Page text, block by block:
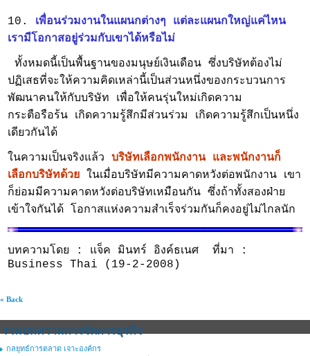
10. เพื่อนร่วมงานในแผนกต่างๆ แต่ละแผนกใหญ่แค่ไหน
เรามีโอกาสอยู่ร่วมกับเขาได้หรือไม่
ทั้งหมดนี้เป็นพื้นฐานของมนุษย์เงินเดือน ซึ่งบริษัทต้องไม่
ปฏิเสธที่จะให้ความคิดเหล่านี้เป็นส่วนหนึ่งของกระบวนการ
พัฒนาคนให้กับบริษัท เพื่อให้คนรุ่นใหม่เกิดความ
กระตือรือร้น เกิดความรู้สึกมีส่วนร่วม เกิดความรู้สึกเป็นหนึ่ง
เดียวกันได้
ในความเป็นจริงแล้วบริษัทเลือกพนักงาน และพนักงานก็
เลือกบริษัทด้วย ในเมื่อบริษัทมีความคาดหวังต่อพนักงาน เขา
ก็ย่อมมีความคาดหวังต่อบริษัทเหมือนกัน ซึ่งถ้าทั้งสองฝ่าย
เข้าใจกันได้ โอกาสแห่งความสำเร็จร่วมกันก็คงอยู่ไม่ไกลนัก
บทความโดย : แจ็ค มินทร์ อิงค์ธเนศ ที่มา :
Business Thai (19-2-2008)
« Back
รวมบทความการจัดการธุรกิจ
กลยุทธ์การตลาด เจาะองค์กร